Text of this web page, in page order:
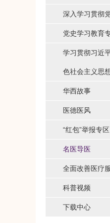
深入学习贯彻
党史学习教育
学习贯彻习近
色社会主义思
华西故事
医德医风
“红包”举报专区
名医导医
全面改善医疗
科普视频
下载中心